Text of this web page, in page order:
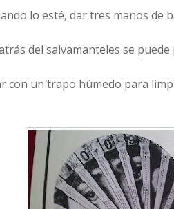
lo esté, dar tres manos de
del salvamanteles se
con un trapo húmedo para